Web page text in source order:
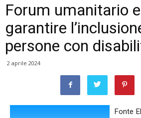
Forum umanitario
garantire
persone con
2 aprile 2024
Fonte